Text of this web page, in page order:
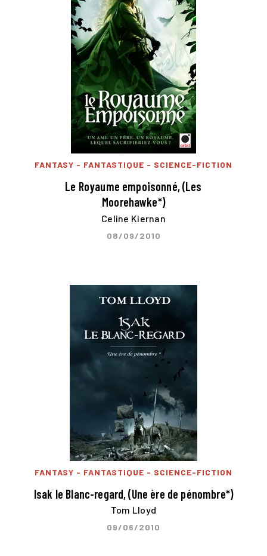
FANTASY - FANTASTIQUE - SCIENCE-FICTION
Le Royaume empoisonné, (Les
Moorehawke*)
Celine Kiernan
08/09/2010
FANTASY - FANTASTIQUE - SCIENCE-FICTION
Isak le Blanc-regard, (Une ère de pénombre*)
Tom Lloyd
09/06/2010